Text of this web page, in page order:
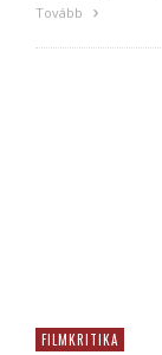
Tovább
FILMKRITIKA